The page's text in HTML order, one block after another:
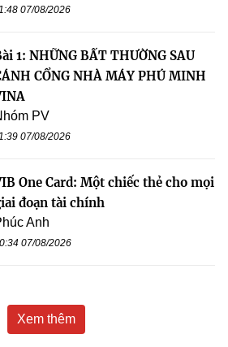
07/08/2026
1: NHỮNG BẤT THƯỜNG SAU
CỔNG NHÀ MÁY PHÚ MINH
PV
07/08/2026
One Card: Một chiếc thẻ cho mọi
đoạn tài chính
Anh
07/08/2026
Xem thêm